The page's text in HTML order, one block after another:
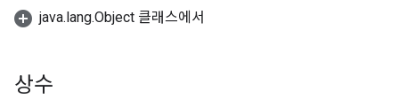
java.lang.Object 클래스에서
상수